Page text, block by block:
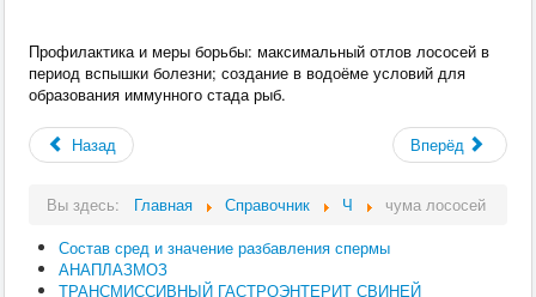
Профилактика и меры борьбы: максимальный отлов лососей в
период вспышки болезни; создание в водоёме условий для
образования иммунного стада рыб.
Назад Вперёд
Вы здесь: Главная Справочник Ч
чума лососей
Состав сред и значение разбавления спермы
АНАПЛАЗМОЗ
ТРАНСМИССИВНЫЙ ГАСТРОЭНТЕРИТ СВИНЕЙ